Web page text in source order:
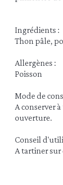
Ingrédients :
Thon pâle,
Allergènes :
Poisson
Mode de
A conserver
ouverture.
Conseil
A tartiner sur